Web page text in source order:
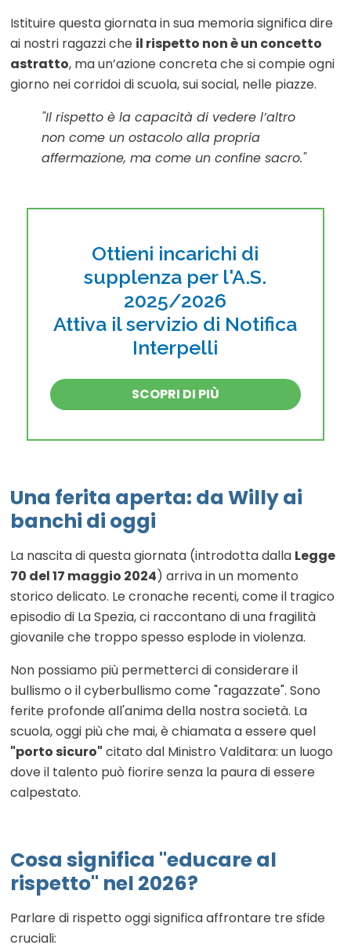
Istituire questa giornata in sua memoria significa dire
ai nostri ragazzi che il rispetto non è un concetto
astratto, ma un’azione concreta che si compie ogni
giorno nei corridoi di scuola, sui social, nelle piazze.
"Il rispetto è la capacità di vedere l’altro
non come un ostacolo alla propria
affermazione, ma come un confine sacro."
Ottieni incarichi di
supplenza per l'A.S.
2025/2026
Attiva il servizio di Notifica
Interpelli
SCOPRI DI PIÙ
Una ferita aperta: da Willy ai
banchi di oggi
La nascita di questa giornata (introdotta dalla Legge
70 del 17 maggio 2024) arriva in un momento
storico delicato. Le cronache recenti, come il tragico
episodio di La Spezia, ci raccontano di una fragilità
giovanile che troppo spesso esplode in violenza.
Non possiamo più permetterci di considerare il
bullismo o il cyberbullismo come "ragazzate". Sono
ferite profonde all'anima della nostra società. La
scuola, oggi più che mai, è chiamata a essere quel
"porto sicuro" citato dal Ministro Valditara: un luogo
dove il talento può fiorire senza la paura di essere
calpestato.
Cosa significa "educare al
rispetto" nel 2026?
Parlare di rispetto oggi significa affrontare tre sfide
cruciali: